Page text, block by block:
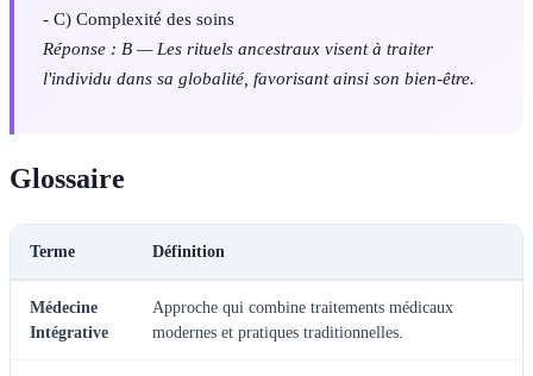
- C) Complexité des soins
Réponse : B — Les rituels ancestraux visent à traiter
l'individu dans sa globalité, favorisant ainsi son bien-être.
Glossaire
Terme Définition
Médecine
Intégrative
Approche qui combine traitements médicaux
modernes et pratiques traditionnelles.